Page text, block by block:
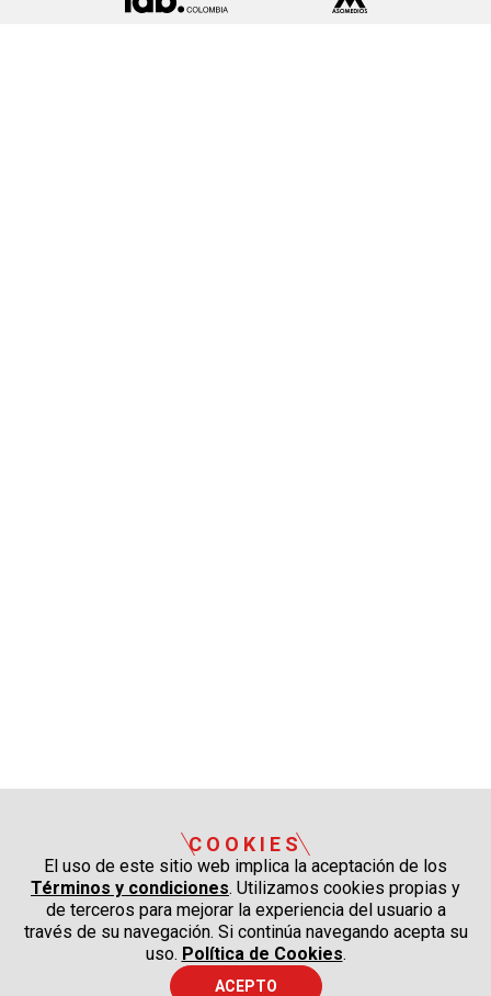
COOKIES
El uso de este sitio web implica la aceptación de los
Términos y condiciones. Utilizamos cookies propias y
de terceros para mejorar la experiencia del usuario a
través de su navegación. Si continúa navegando acepta su
uso. Política de Cookies.
ACEPTO